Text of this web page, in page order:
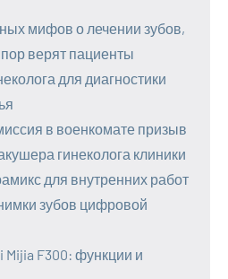
мифов о лечении зубов,
верят пациенты
для диагностики
в военкомате призыв
гинеколога клиники
для внутренних работ
зубов цифровой
Mijia F300: функции и